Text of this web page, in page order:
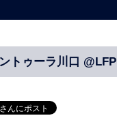
トゥーラ川口 @LFP